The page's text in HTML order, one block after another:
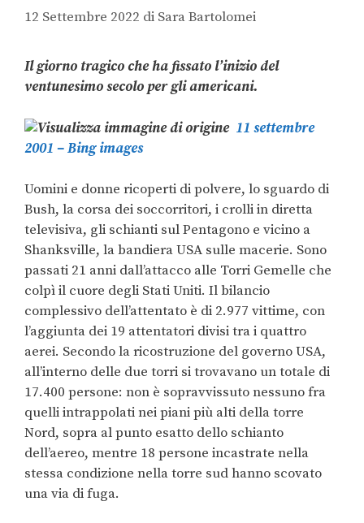
12 Settembre 2022 di Sara Bartolomei
Il giorno tragico che ha fissato l’inizio del
ventunesimo secolo per gli americani.
11 settembre
2001 – Bing images
Uomini e donne ricoperti di polvere, lo sguardo di
Bush, la corsa dei soccorritori, i crolli in diretta
televisiva, gli schianti sul Pentagono e vicino a
Shanksville, la bandiera USA sulle macerie. Sono
passati 21 anni dall’attacco alle Torri Gemelle che
colpì il cuore degli Stati Uniti. Il bilancio
complessivo dell’attentato è di 2.977 vittime, con
l’aggiunta dei 19 attentatori divisi tra i quattro
aerei. Secondo la ricostruzione del governo USA,
all’interno delle due torri si trovavano un totale di
17.400 persone: non è sopravvissuto nessuno fra
quelli intrappolati nei piani più alti della torre
Nord, sopra al punto esatto dello schianto
dell’aereo, mentre 18 persone incastrate nella
stessa condizione nella torre sud hanno scovato
una via di fuga.